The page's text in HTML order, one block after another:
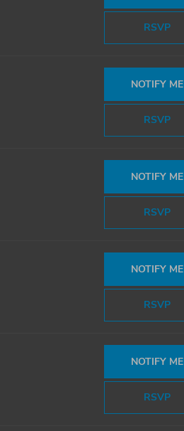
RSVP
RSVP
NOTIFY ME
RSVP
NOTIFY ME
RSVP
NOTIFY ME
RSVP
NOTIFY ME